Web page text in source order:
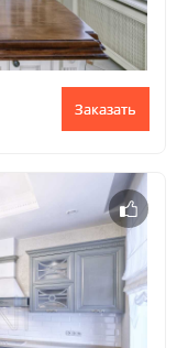
Заказать